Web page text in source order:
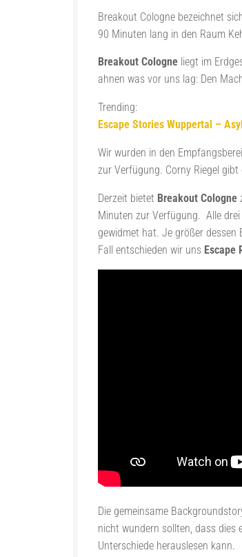
Breakout Cologne bezeichnet
90 Minuten lang in den Raum
Breakout Cologne liegt im
ahnen was vor uns lag: Den
Trending:
Escape Stories Wuppertal –
Wir wurden in den
zur Verfügung. Corny Riegel gibt
Derzeit bietet Breakout Cologne
Minuten zur Verfügung. Alle
gewidmet hat. Je größer dessen
Fall entschieden wir uns Escape
Die gemeinsame
nicht wundern sollten, dass dies
Unterschiede herauslesen kann.